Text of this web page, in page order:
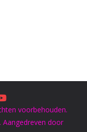
voorbehouden.
door